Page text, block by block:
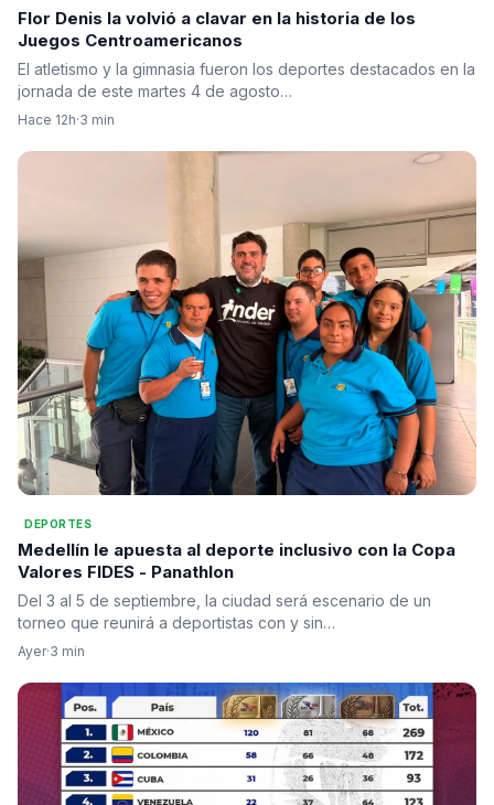
Flor Denis la volvió a clavar en la historia de los
Juegos Centroamericanos
El atletismo y la gimnasia fueron los deportes destacados en la
jornada de este martes 4 de agosto…
Hace 12h·3 min
DEPORTES
Medellín le apuesta al deporte inclusivo con la Copa
Valores FIDES - Panathlon
Del 3 al 5 de septiembre, la ciudad será escenario de un
torneo que reunirá a deportistas con y sin…
Ayer·3 min